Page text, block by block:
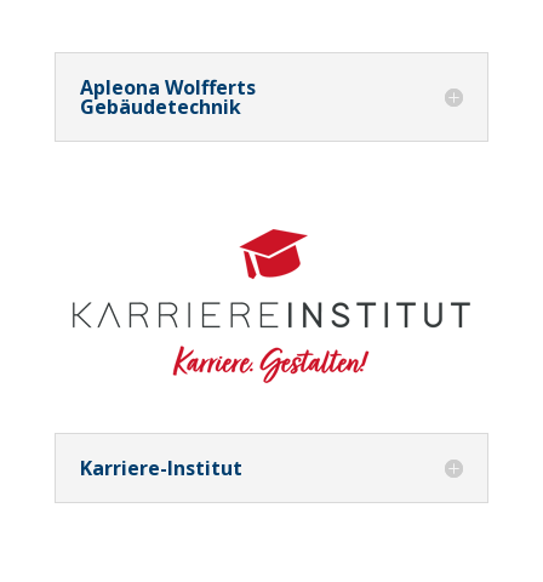
Apleona Wolfferts
Gebäudetechnik
Karriere-Institut